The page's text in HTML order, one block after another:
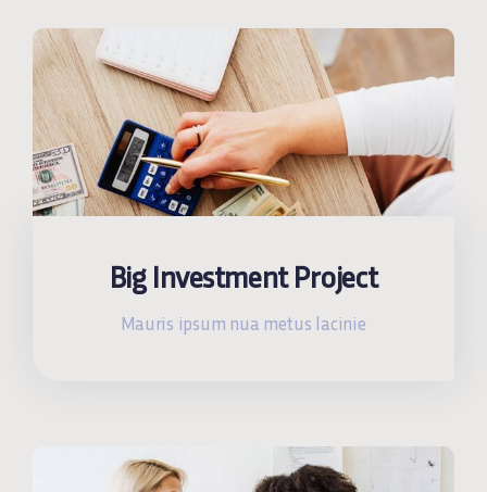
Big Investment Project
Mauris ipsum nua metus lacinie